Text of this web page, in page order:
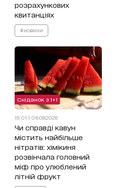
розрахункових
квитанціях
#новини
Сніданок з 1+1
15:01 | 06.08.2026
Чи справді кавун
містить найбільше
нітратів: хімікиня
розвінчала головний
міф про улюблений
літній фрукт